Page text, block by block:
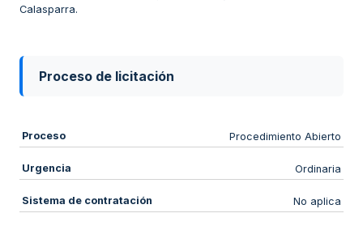
Calasparra.
Proceso de licitación
Proceso Procedimiento Abierto
Urgencia Ordinaria
Sistema de contratación No aplica